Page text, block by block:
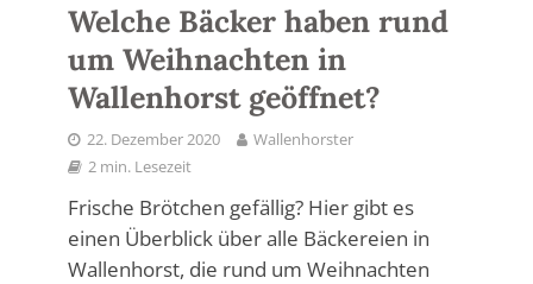
Welche Bäcker haben rund
um Weihnachten in
Wallenhorst geöffnet?
22. Dezember 2020
Wallenhorster
2 min. Lesezeit
Frische Brötchen gefällig? Hier gibt es
einen Überblick über alle Bäckereien in
Wallenhorst, die rund um Weihnachten